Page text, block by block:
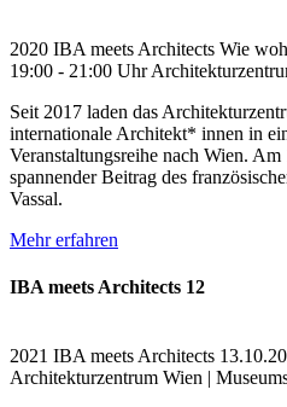
2020 IBA meets Architects Wie
19:00 - 21:00 Uhr
Seit 2017 laden das
internationale Architekt* innen in
Veranstaltungsreihe nach Wien.
spannender Beitrag des
Vassal.
Mehr erfahren
IBA meets Architects 12
2021 IBA meets Architects
Architekturzentrum Wien |